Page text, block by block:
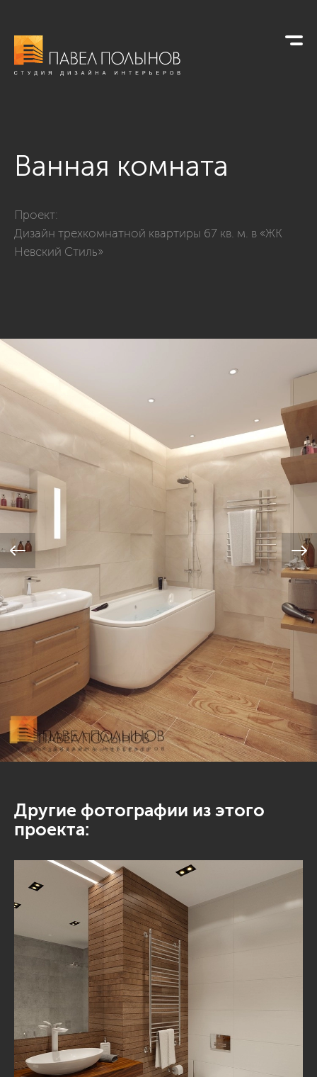
Ванная комната
Проект:
Дизайн трехкомнатной квартиры 67 кв. м. в «ЖК
Невский Стиль»
Другие фотографии из этого
проекта: